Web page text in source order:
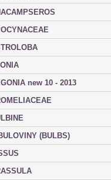
new 10 - 2013
(BULBS)